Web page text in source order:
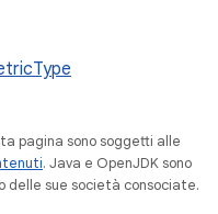
pagina sono soggetti alle
. Java e OpenJDK sono
sue società consociate.